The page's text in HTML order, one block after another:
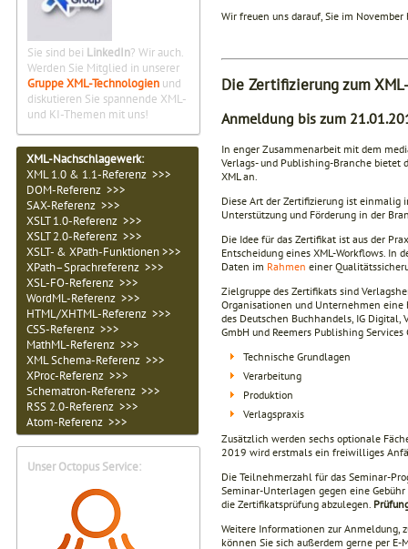
Sie sind bei LinkedIn? Wir auch.
Werden Sie Mitglied in unserer
Gruppe XML-Technologien und
diskutieren Sie spannende XML-
und KI-Themen mit uns!
XML-Nachschlagewerk:
XML 1.0 & 1.1-Referenz >>>
DOM-Referenz >>>
SAX-Referenz >>>
XSLT 1.0-Referenz >>>
XSLT 2.0-Referenz >>>
XSLT- & XPath-Funktionen >>>
XPath–Sprachreferenz >>>
XSL-FO-Referenz >>>
WordML-Referenz >>>
HTML/XHTML-Referenz >>>
CSS-Referenz >>>
MathML-Referenz >>>
XML Schema-Referenz >>>
XProc-Referenz >>>
Schematron-Referenz >>>
RSS 2.0-Referenz >>>
Atom-Referenz >>>
Unser Octopus Service:
Wir freuen uns darauf, Sie im
Die Zertifizierung zum
Anmeldung bis zum
In enger Zusammenarbeit mit dem
Verlags- und Publishing-Branche
XML an.
Diese Art der Zertifizierung ist einmalig
Unterstützung und Förderung in der
Die Idee für das Zertifikat ist aus der
Entscheidung eines XML-Workflows.
Daten im Rahmen einer
Zielgruppe des Zertifikats sind
Organisationen und Unternehmen eine
des Deutschen Buchhandels, IG Digital,
GmbH und Reemers Publishing
Technische Grundlagen
Verarbeitung
Produktion
Verlagspraxis
Zusätzlich werden sechs optionale
2019 wird erstmals ein freiwilliges
Die Teilnehmerzahl für das Seminar-
Seminar-Unterlagen gegen eine
die Zertifikatsprüfung abzulegen.
Weitere Informationen zur Anmeldung,
können Sie sich außerdem gerne per